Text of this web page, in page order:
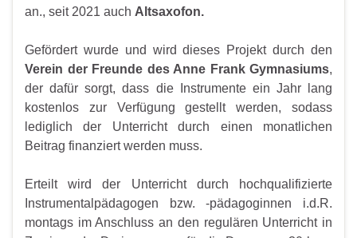
an., seit 2021 auch Altsaxofon.
Gefördert wurde und wird dieses Projekt durch den
Verein der Freunde des Anne Frank Gymnasiums,
der dafür sorgt, dass die Instrumente ein Jahr lang
kostenlos zur Verfügung gestellt werden, sodass
lediglich der Unterricht durch einen monatlichen
Beitrag finanziert werden muss.
Erteilt wird der Unterricht durch hochqualifizierte
Instrumentalpädagogen bzw. -pädagoginnen i.d.R.
montags im Anschluss an den regulären Unterricht in